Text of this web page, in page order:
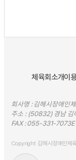
체육회소개이
회사명 : 김해시장애인
주소 : (50832) 경남 김
FAX :055-331-7073
Copyright 김해시장애인체